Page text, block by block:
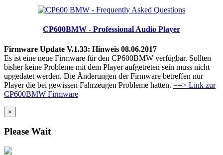
CP600BMW - Professional Audio Player
Firmware Update V.1.33: Hinweis 08.06.2017
Es ist eine neue Firmware für den CP600BMW verfügbar. Sollten
bisher keine Probleme mit dem Player aufgetreten sein muss nicht
upgedatet werden. Die Änderungen der Firmware betreffen nur
Player die bei gewissen Fahrzeugen Probleme hatten. ==> Link zur
CP600BMW Firmware
×
Please Wait